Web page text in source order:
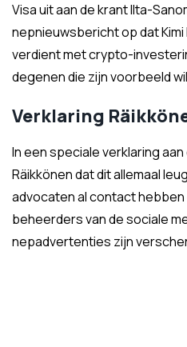
Visa uit aan de krant Ilta-
nepnieuwsbericht op dat
verdient met crypto-
degenen die zijn voorbeeld
Verklaring
In een speciale verklaring
Räikkönen dat dit allemaal
advocaten al contact
beheerders van de sociale
nepadvertenties zijn